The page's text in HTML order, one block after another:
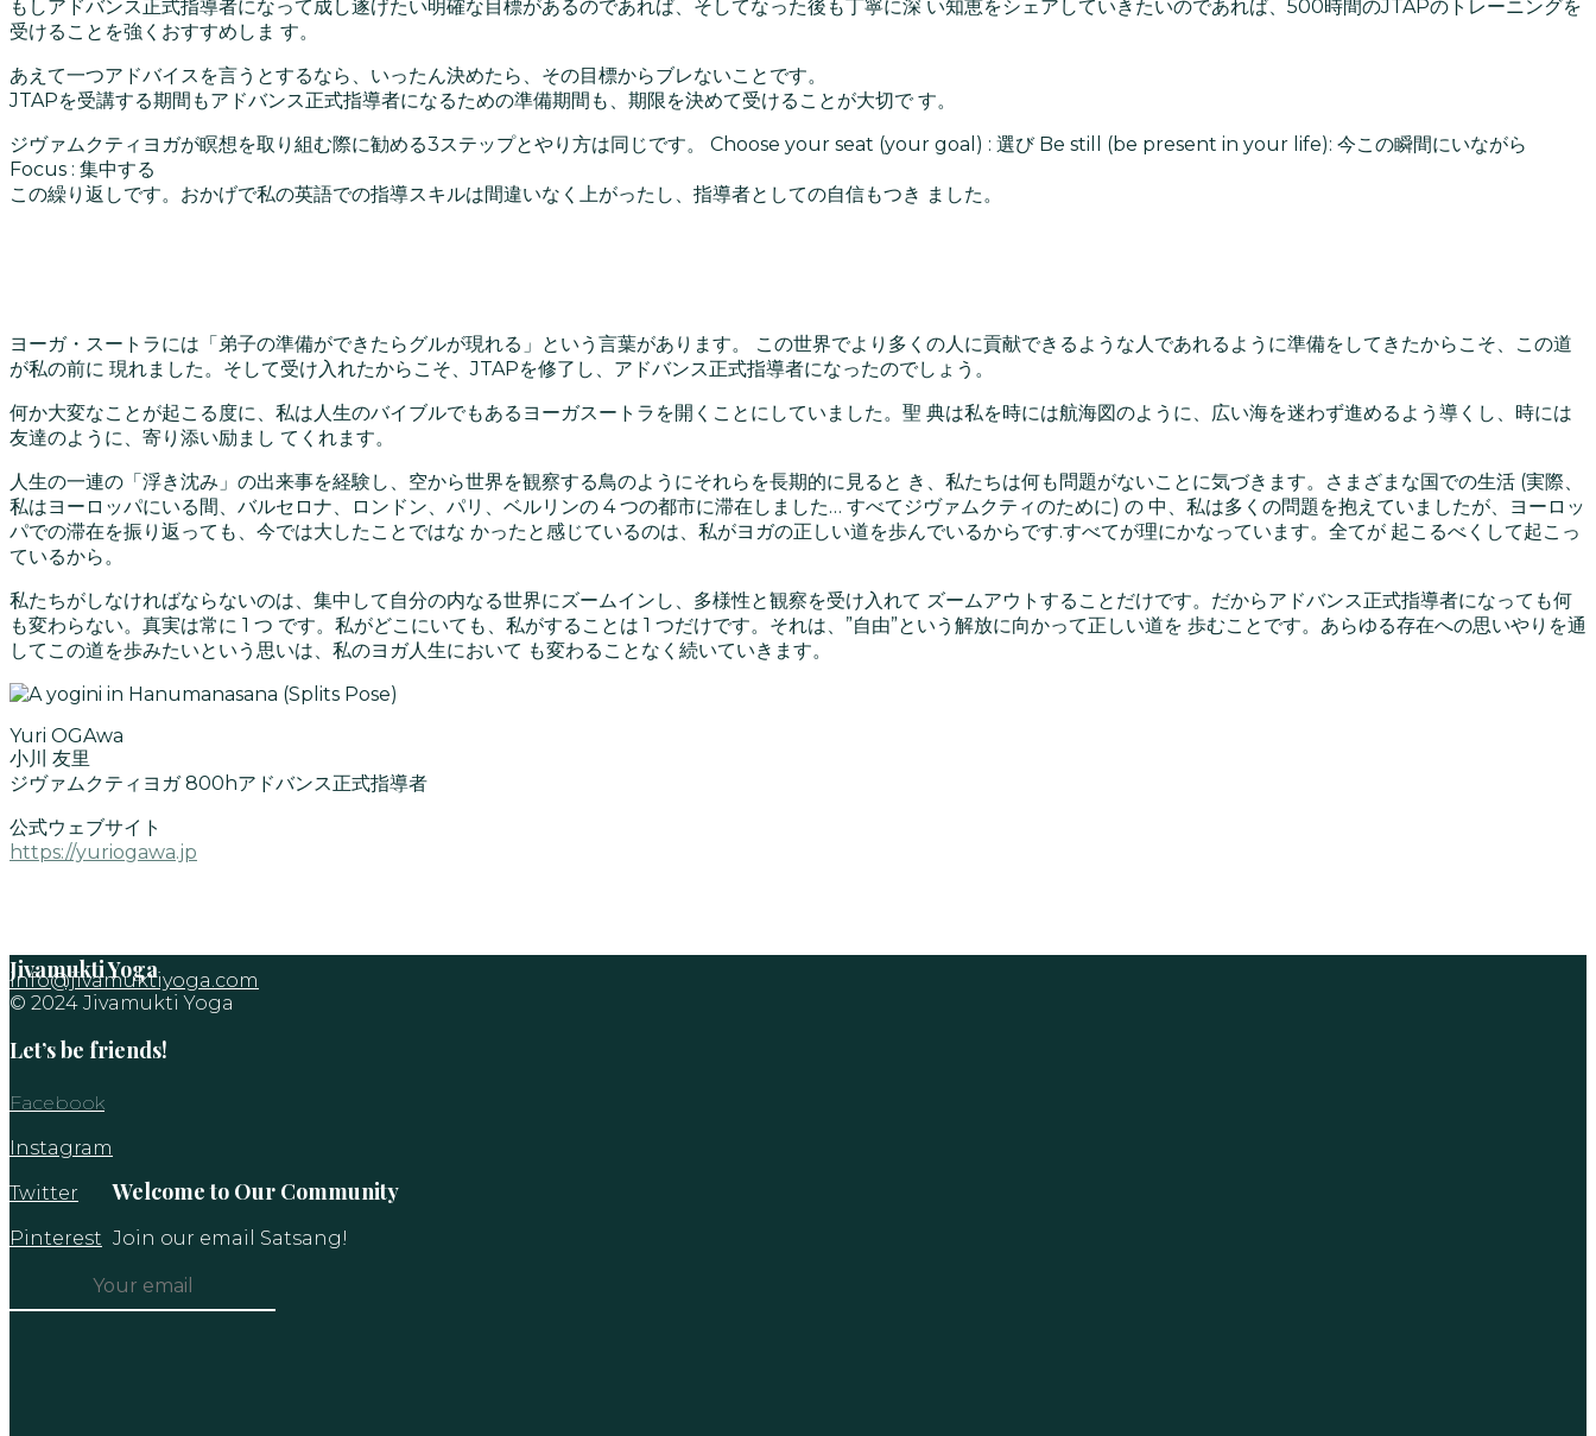
もしアドバンス正式指導者になって成し遂げたい明確な目標があるのであれば、そしてなった後も丁寧に深 い知恵をシェアしていきたいのであれば、500時間のJTAPのトレーニングを
受けることを強くおすすめしま す。
あえて一つアドバイスを言うとするなら、いったん決めたら、その目標からブレないことです。
JTAPを受講する期間もアドバンス正式指導者になるための準備期間も、期限を決めて受けることが大切で す。
ジヴァムクティヨガが瞑想を取り組む際に勧める3ステップとやり方は同じです。 Choose your seat (your goal) : 選び Be still (be present in your life): 今この瞬間にいながら
Focus : 集中する
この繰り返しです。おかげで私の英語での指導スキルは間違いなく上がったし、指導者としての自信もつき ました。
ヨーガ・スートラには「弟子の準備ができたらグルが現れる」という言葉があります。 この世界でより多くの人に貢献できるような人であれるように準備をしてきたからこそ、この道
が私の前に 現れました。そして受け入れたからこそ、JTAPを修了し、アドバンス正式指導者になったのでしょう。
何か大変なことが起こる度に、私は人生のバイブルでもあるヨーガスートラを開くことにしていました。聖 典は私を時には航海図のように、広い海を迷わず進めるよう導くし、時には
友達のように、寄り添い励まし てくれます。
人生の一連の「浮き沈み」の出来事を経験し、空から世界を観察する鳥のようにそれらを長期的に見ると き、私たちは何も問題がないことに気づきます。さまざまな国での生活 (実際、
私はヨーロッパにいる間、バルセロナ、ロンドン、パリ、ベルリンの 4 つの都市に滞在しました… すべてジヴァムクティのために) の 中、私は多くの問題を抱えていましたが、ヨーロッ
パでの滞在を振り返っても、今では大したことではな かったと感じているのは、私がヨガの正しい道を歩んでいるからです.すべてが理にかなっています。全てが 起こるべくして起こっ
ているから。
私たちがしなければならないのは、集中して自分の内なる世界にズームインし、多様性と観察を受け入れて ズームアウトすることだけです。だからアドバンス正式指導者になっても何
も変わらない。真実は常に 1 つ です。私がどこにいても、私がすることは 1 つだけです。それは、”自由”という解放に向かって正しい道を 歩むことです。あらゆる存在への思いやりを通
してこの道を歩みたいという思いは、私のヨガ人生において も変わることなく続いていきます。
Yuri OGAwa
小川 友里
ジヴァムクティヨガ 800hアドバンス正式指導者
公式ウェブサイト
https://yuriogawa.jp
Jivamukti Yoga
info@jivamuktiyoga.com
© 2024 Jivamukti Yoga
Let’s be friends!
Facebook
Instagram
Twitter
Pinterest
Welcome to Our Community
Join our email Satsang!